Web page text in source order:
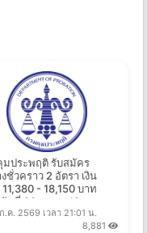
มประพฤติ รับสมัคร
ชั่วคราว 2 อัตรา เงิน
11,380 - 18,150 บาท
นที่ 20 ก.ค. - 13 ส.ค.
.ค. 2569 เวลา 21:01 น.
8,881